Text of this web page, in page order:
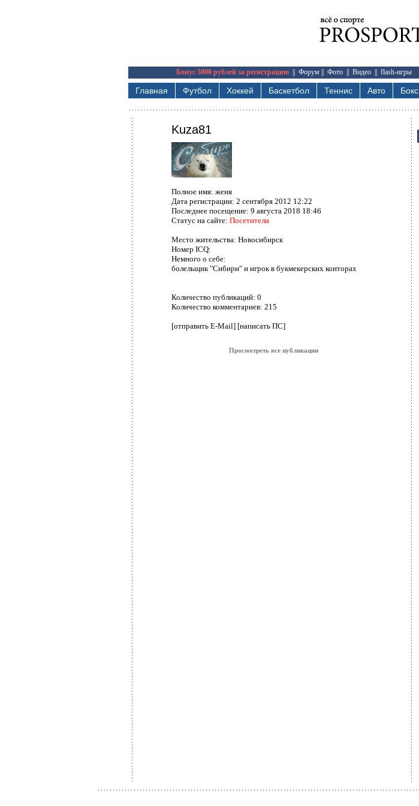
Бонус 5000 рублей за регистрацию Форум Фото Видео flash-игры
Главная Футбол Хоккей Баскетбол Теннис Авто Бокс
Kuza81
Полное имя: женя
Дата регистрации: 2 сентября 2012 12:22
Последнее посещение: 9 августа 2018 18:46
Статус на сайте: Посетители
Место жительства: Новосибирск
Номер ICQ:
Немного о себе:
болельщик "Сибири" и игрок в букмекерских конторах
Количество публикаций: 0
Количество комментариев: 215
[отправить E-Mail] [написать ПС]
Просмотреть все публикации